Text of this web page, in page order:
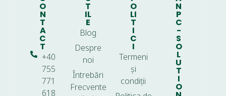
O
N
T
A
C
T
+40
755
771
618
T
IL
E
Blog
Despre
noi
Întrebări
Frecvente
O
LI
T
I
C
I
Termeni
și
condiții
N
P
C
-
S
O
L
U
T
I
O